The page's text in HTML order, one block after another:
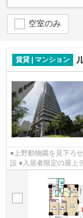
空室のみ
賃貸 | マンション
●上野動物園を見下ろ
設 ●入居者限定の屋上
月だけの贅沢なリゾー